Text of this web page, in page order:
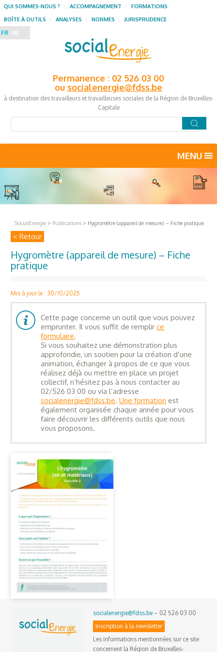
Permanence : 02 526 03 00
ou socialenergie@fdss.be
à destination des travailleurs et travailleuses sociales de la Région de Bruxelles-
Capitale
QUI SOMMES-NOUS ? ACCOMPAGNEMENT
FORMATIONS
BOÎTE À OUTILS
ANALYSES NORMES JURISPRUDENCE
FR NL
MENU
SocialEnergie > Publications > Hygromètre (appareil de mesure) – Fiche pratique
< Retour
Hygromètre (appareil de mesure) – Fiche
pratique
Mis à jour le : 30/10/2025
Cette page concerne un outil que vous pouvez
emprunter. Il vous suffit de remplirce
formulaire.
Si vous souhaitez une démonstration plus
approfondie, un soutien pour la création d’une
animation, échanger à propos de ce que vous
réalisez déjà ou mettre en place un projet
collectif, n’hésitez pas à nous contacter au
02/526 03 00 ou via l’adresse
socialenergie@fdss.be.Une formation est
également organisée chaque année pour vous
faire découvrir les différents outils que nous
vous proposons.
socialenergie@fdss.be – 02 526 03 00
Inscription à la newsletter
Les informations mentionnées sur ce site
concernent la Région de Bruxelles-